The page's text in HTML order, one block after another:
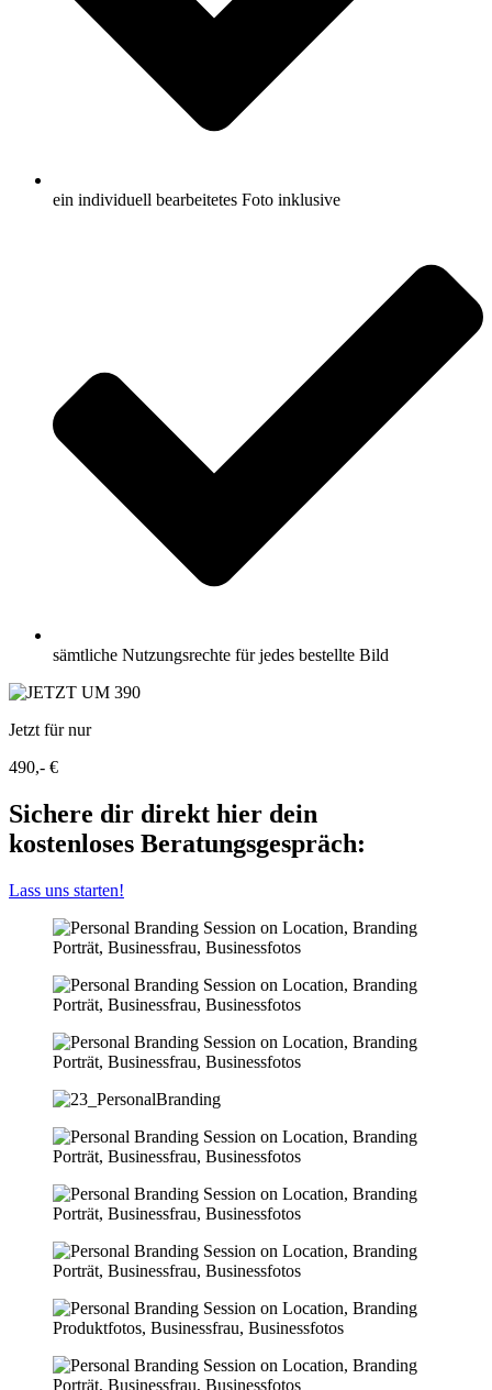
ein individuell bearbeitetes Foto inklusive
sämtliche Nutzungsrechte für jedes bestellte Bild
Jetzt für nur
490,- €
Sichere dir direkt hier dein
kostenloses Beratungsgespräch:
Lass uns starten!